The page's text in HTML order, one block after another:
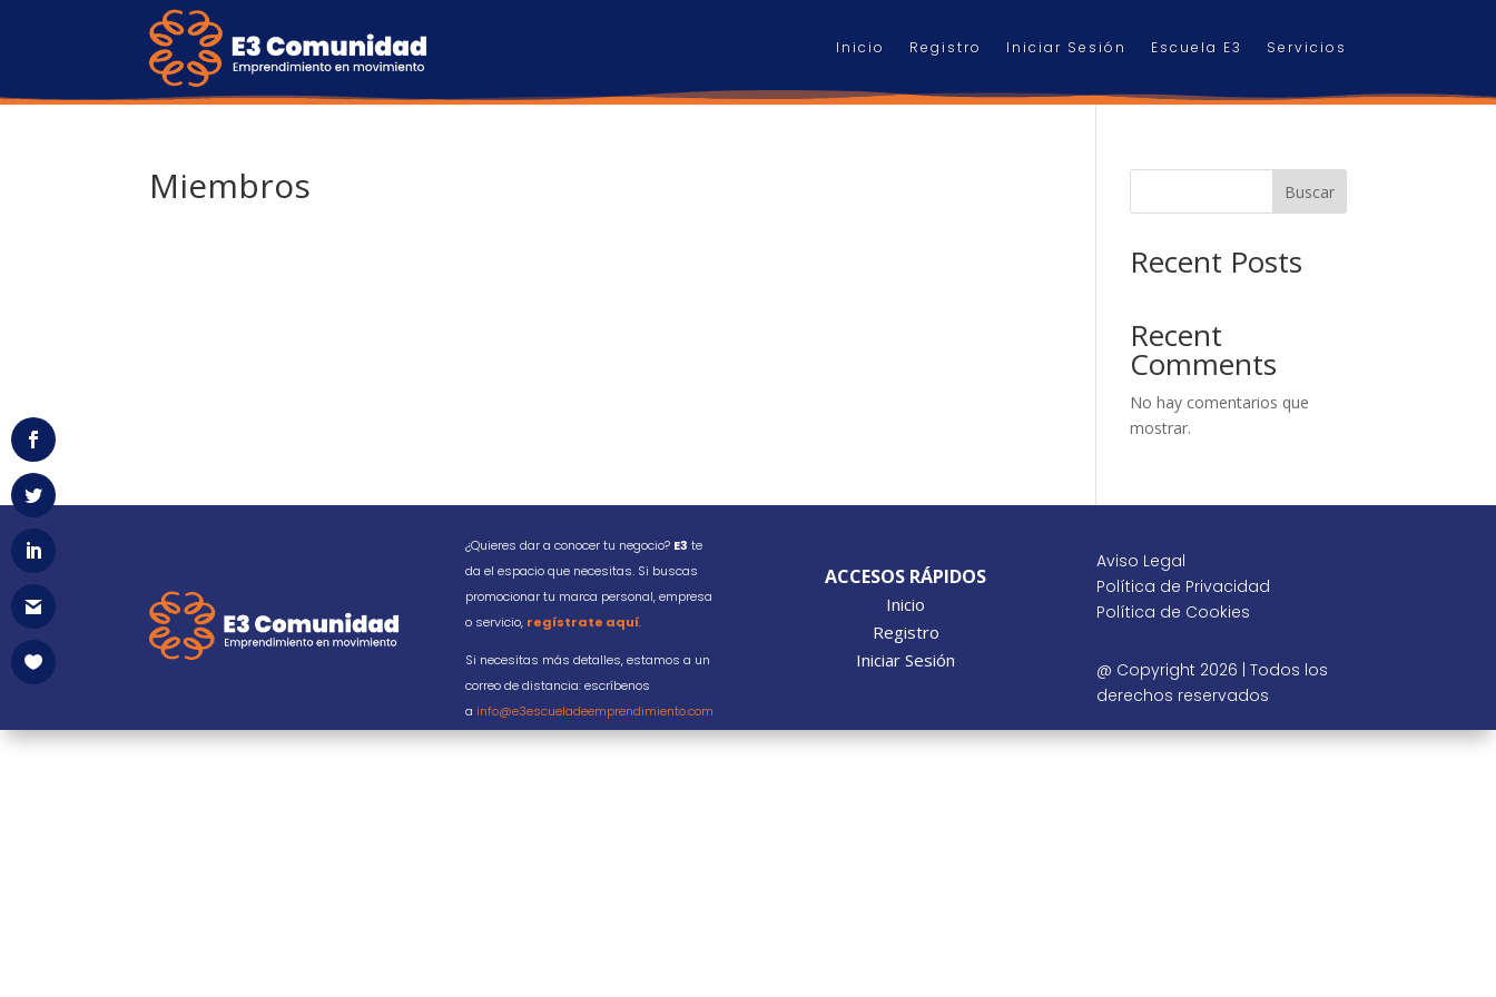
Inicio Registro Iniciar Sesión Escuela E3 Servicios
Miembros Buscar
Recent Posts
Recent
Comments
No hay comentarios que
mostrar.
¿Quieres dar a conocer tu negocio? E3 te
da el espacio que necesitas. Si buscas
promocionar tu marca personal, empresa
o servicio, regístrate aquí.
Si necesitas más detalles, estamos a un
correo de distancia: escríbenos
a info@e3escueladeemprendimiento.com
ACCESOS RÁPIDOS
Inicio
Registro
Iniciar Sesión
Aviso Legal
Política de Privacidad
Política de Cookies
@ Copyright 2026 | Todos los
derechos reservados